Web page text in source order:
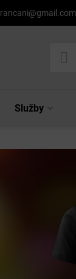
Služby